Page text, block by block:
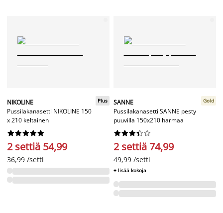
NIKOLINE
Pussilakanasetti NIKOLINE 150
x 210 keltainen
Plus






2 settiä 54,99
36,99 /setti
SANNE
Pussilakanasetti SANNE pesty
puuvilla 150x210 harmaa
Gold






2 settiä 74,99
49,99 /setti
+ lisää kokoja